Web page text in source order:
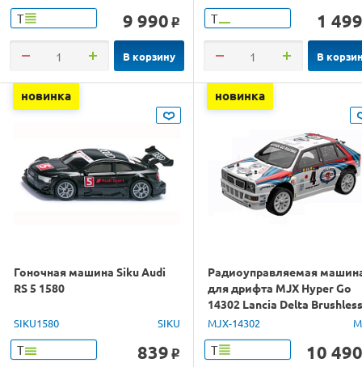
Т 9 990 o
В корзину
Т 1 499
В
новинка
Гоночная машина Siku Audi
RS 5 1580
SIKU1580 SIKU
Т 839 o
новинка
Радиоуправляемая
для дрифта MJX Hyper Go
14302 Lancia Delta Brushless
4WD 2.4G LED 1/14 RTR
MJX-14302
Т 10 490